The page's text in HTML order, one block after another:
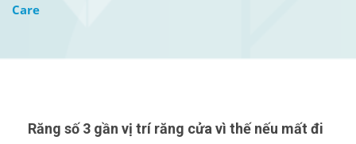
Care
Răng số 3 gần vị trí răng cửa vì thế nếu mất đi